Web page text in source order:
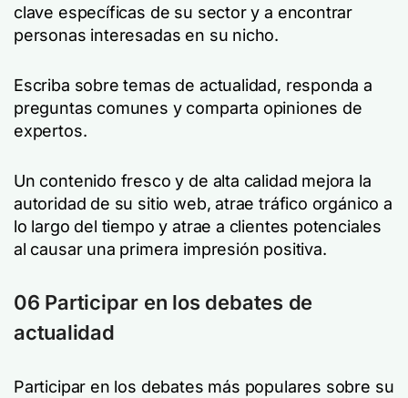
clave específicas de su sector y a encontrar
personas interesadas en su nicho.
Escriba sobre temas de actualidad, responda a
preguntas comunes y comparta opiniones de
expertos.
Un contenido fresco y de alta calidad mejora la
autoridad de su sitio web, atrae tráfico orgánico a
lo largo del tiempo y atrae a clientes potenciales
al causar una primera impresión positiva.
06 Participar en los debates de
actualidad
Participar en los debates más populares sobre su